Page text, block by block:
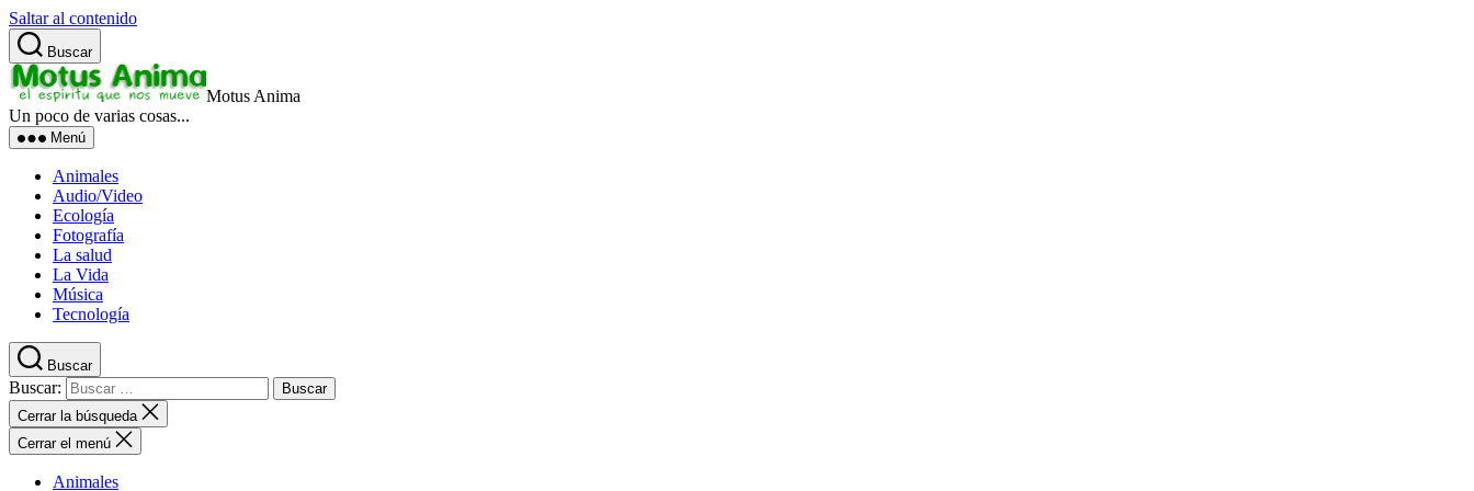
Saltar al contenido
Buscar
Motus Anima
Un poco de varias cosas...
Menú
Animales
Audio/Video
Ecología
Fotografía
La salud
La Vida
Música
Tecnología
Buscar
Buscar:
Cerrar la búsqueda
Cerrar el menú
Animales